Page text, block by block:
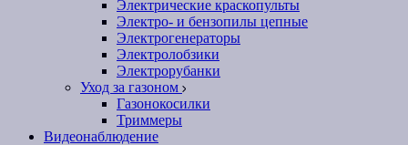
Электрические краскопульты
Электро- и бензопилы цепные
Электрогенераторы
Электролобзики
Электрорубанки
Уход за газоном
Газонокосилки
Триммеры
Видеонаблюдение